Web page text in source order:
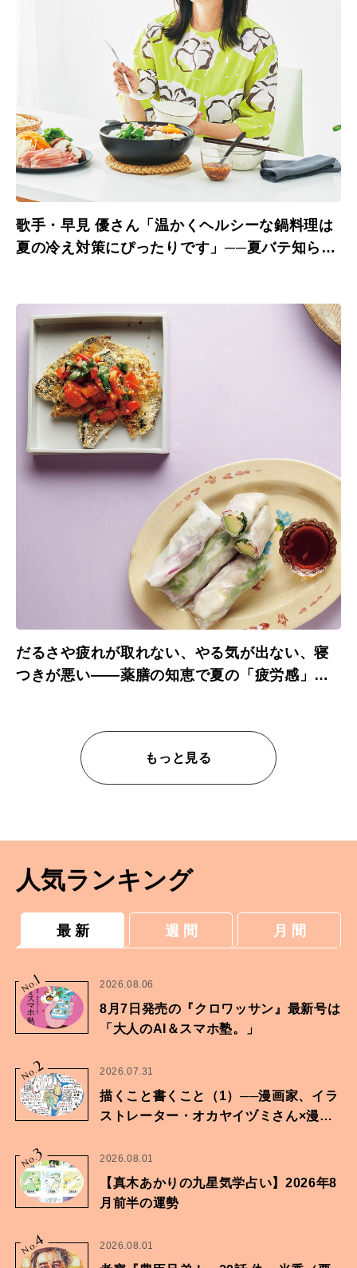
歌手・早見 優さん「温かくヘルシーな鍋料理は
夏の冷え対策にぴったりです」──夏バテ知らず
だるさや疲れが取れない、やる気が出ない、寝
つきが悪い――薬膳の知恵で夏の「疲労感」を
もっと見る
人気ランキング
最 新 週 間 月 間
No.
1 2026.08.06
8月7日発売の『クロワッサン』最新号は
「大人のAI＆スマホ塾。」
No.2 2026.07.31
描くこと書くこと（1）──漫画家、イラ
ストレーター・オカヤイヅミさん×漫画
No.
3 2026.08.01
【真木あかりの九星気学占い】2026年8
月前半の運勢
No.
4 2026.08.01